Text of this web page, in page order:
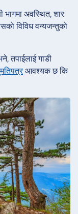
भागमा अवस्थित, शार
विविध वन्यजन्तुको
तपाईलाई गाडी
आवश्यक छ कि